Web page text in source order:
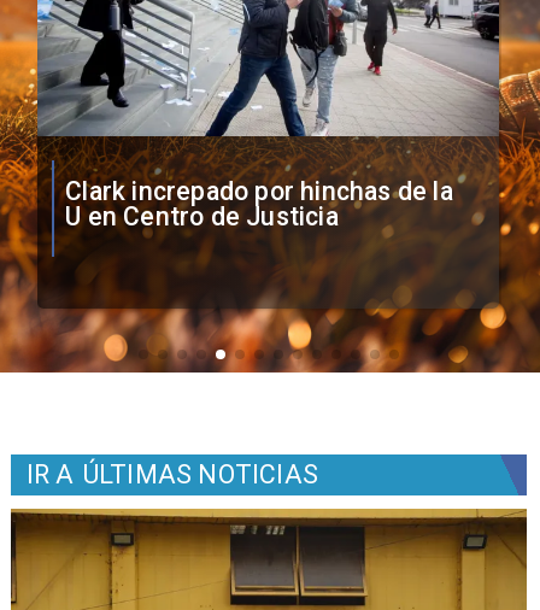
Vozinha firma contrato con Colo
Colo como nuevo arquero
IR A ÚLTIMAS NOTICIAS